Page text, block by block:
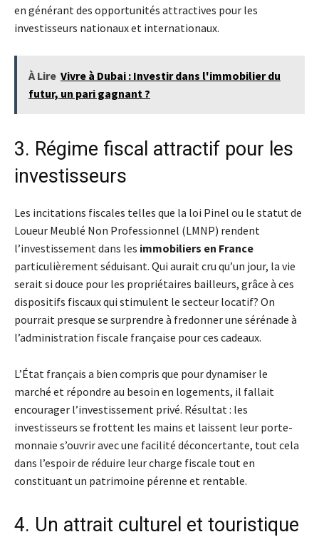
en générant des opportunités attractives pour les
investisseurs nationaux et internationaux.
À Lire Vivre à Dubai : Investir dans l'immobilier du
futur, un pari gagnant ?
3. Régime fiscal attractif pour les
investisseurs
Les incitations fiscales telles que la loi Pinel ou le statut de
Loueur Meublé Non Professionnel (LMNP) rendent
l’investissement dans les immobiliers en France
particulièrement séduisant. Qui aurait cru qu’un jour, la vie
serait si douce pour les propriétaires bailleurs, grâce à ces
dispositifs fiscaux qui stimulent le secteur locatif? On
pourrait presque se surprendre à fredonner une sérénade à
l’administration fiscale française pour ces cadeaux.
L’État français a bien compris que pour dynamiser le
marché et répondre au besoin en logements, il fallait
encourager l’investissement privé. Résultat : les
investisseurs se frottent les mains et laissent leur porte-
monnaie s’ouvrir avec une facilité déconcertante, tout cela
dans l’espoir de réduire leur charge fiscale tout en
constituant un patrimoine pérenne et rentable.
4. Un attrait culturel et touristique